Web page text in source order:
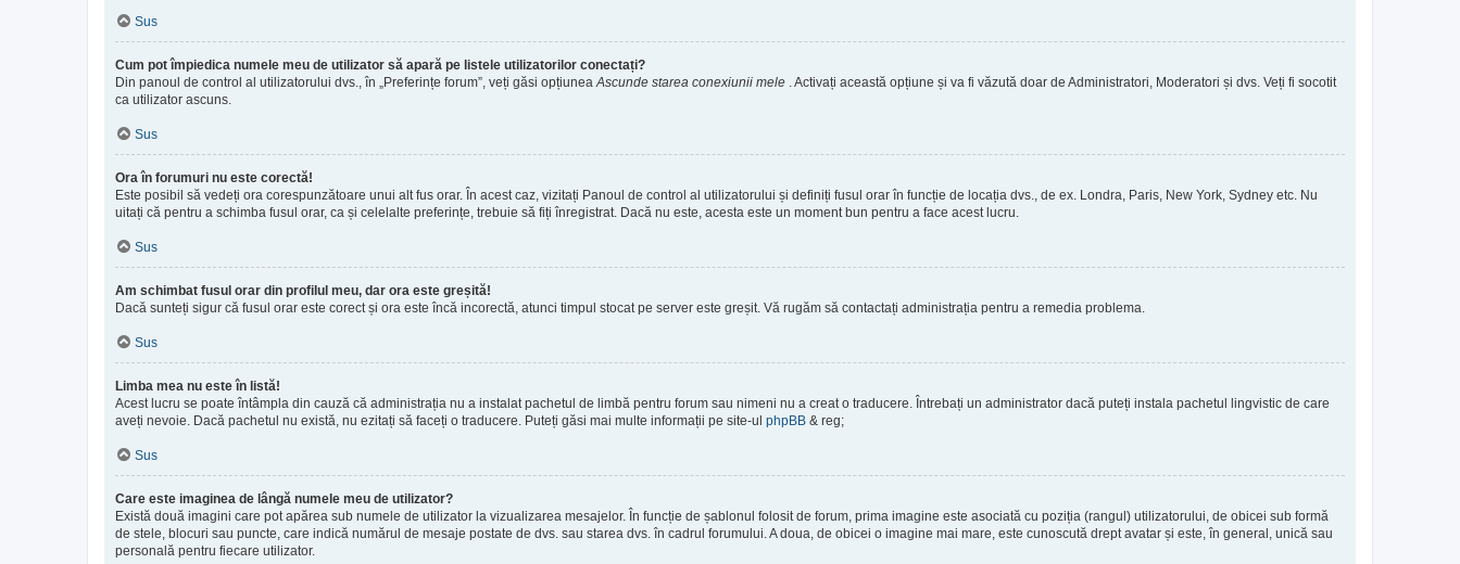
Sus
Cum pot împiedica numele meu de utilizator să apară pe listele utilizatorilor conectați?
Din panoul de control al utilizatorului dvs., în „Preferințe forum”, veți găsi opțiunea Ascunde starea conexiunii mele . Activați această opțiune și va fi văzută doar de Administratori, Moderatori și dvs. Veți fi socotit
ca utilizator ascuns.
Sus
Ora în forumuri nu este corectă!
Este posibil să vedeți ora corespunzătoare unui alt fus orar. În acest caz, vizitați Panoul de control al utilizatorului și definiți fusul orar în funcție de locația dvs., de ex. Londra, Paris, New York, Sydney etc. Nu
uitați că pentru a schimba fusul orar, ca și celelalte preferințe, trebuie să fiți înregistrat. Dacă nu este, acesta este un moment bun pentru a face acest lucru.
Sus
Am schimbat fusul orar din profilul meu, dar ora este greșită!
Dacă sunteți sigur că fusul orar este corect și ora este încă incorectă, atunci timpul stocat pe server este greșit. Vă rugăm să contactați administrația pentru a remedia problema.
Sus
Limba mea nu este în listă!
Acest lucru se poate întâmpla din cauză că administrația nu a instalat pachetul de limbă pentru forum sau nimeni nu a creat o traducere. Întrebați un administrator dacă puteți instala pachetul lingvistic de care
aveți nevoie. Dacă pachetul nu există, nu ezitați să faceți o traducere. Puteți găsi mai multe informații pe site-ul phpBB & reg;
Sus
Care este imaginea de lângă numele meu de utilizator?
Există două imagini care pot apărea sub numele de utilizator la vizualizarea mesajelor. În funcție de șablonul folosit de forum, prima imagine este asociată cu poziția (rangul) utilizatorului, de obicei sub formă
de stele, blocuri sau puncte, care indică numărul de mesaje postate de dvs. sau starea dvs. în cadrul forumului. A doua, de obicei o imagine mai mare, este cunoscută drept avatar și este, în general, unică sau
personală pentru fiecare utilizator.